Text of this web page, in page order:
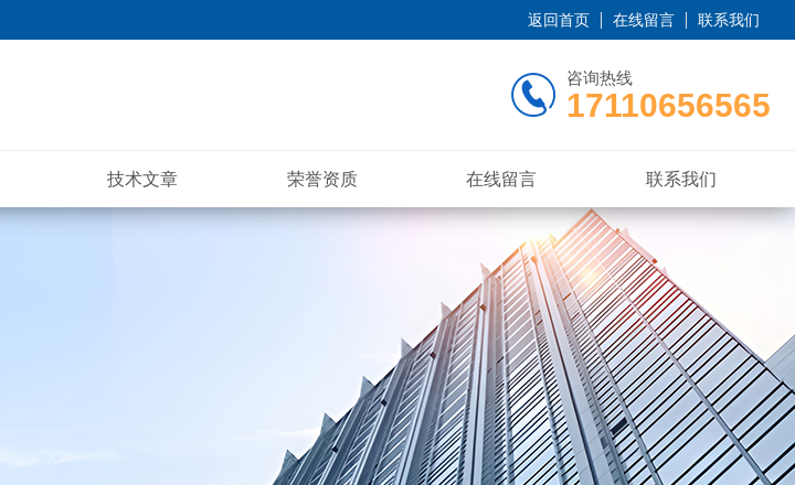
返回首页 在线留言 联系我们
咨询热线
17110656565
技术文章 荣誉资质 在线留言 联系我们